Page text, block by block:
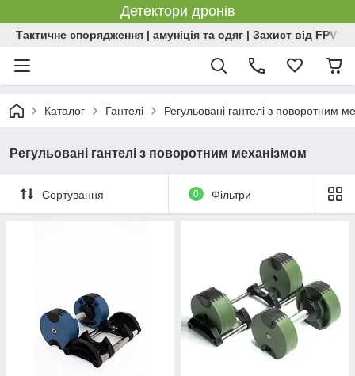
Детектори дронів
Тактичне спорядження | амуніція та одяг | Захист від FPV |
Каталог Гантелі Регульовані гантелі з поворотним
Регульовані гантелі з поворотним механізмом
Сортування 0 Фільтри